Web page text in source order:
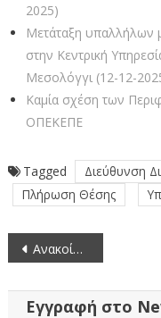
2025)
Μετάταξη υπαλλήλων
στην Κεντρική
Μεσολόγγι (12-12-
Καμία σχέση των
ΟΠΕΚΕΠΕ
Tagged Διεύθυνση
Πλήρωση Θέσης
Πλοήγηση
άρθρων
Ανακοίνωση – Πρόσκληση εκδήλωσης ενδιαφέροντος για μετάταξη υπαλλήλων στην Κεντρική Υπηρεσία του Υπουργείου Δικαιοσύνης, Διαφάνειας και Ανθρωπίνων Δικαιωμάτων
Εγγραφή στο